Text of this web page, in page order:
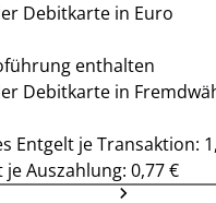
Debitkarte in Euro
enthalten
Debitkarte in
Entgelt je Transaktion:
Auszahlung: 0,77 €